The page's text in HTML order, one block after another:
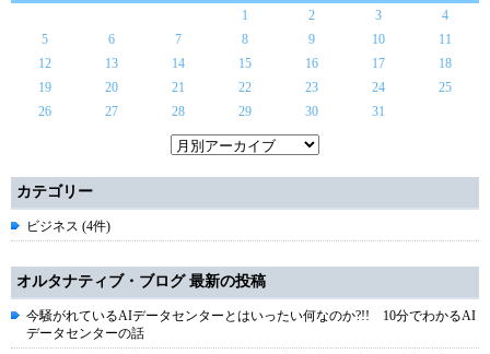
1
2 3
4
5
6 7 8 9 10
11
12
13 14 15 16 17
18
19
20 21 22 23 24
25
26
27 28 29 30 31
カテゴリー
ビジネス (4件)
オルタナティブ・ブログ 最新の投稿
今騒がれているAIデータセンターとはいったい何なのか?!! 10分でわかるAI
データセンターの話